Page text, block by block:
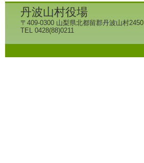
丹波山村役場
〒409-0300 山梨県北都留郡丹波山村2450
TEL 0428(88)0211